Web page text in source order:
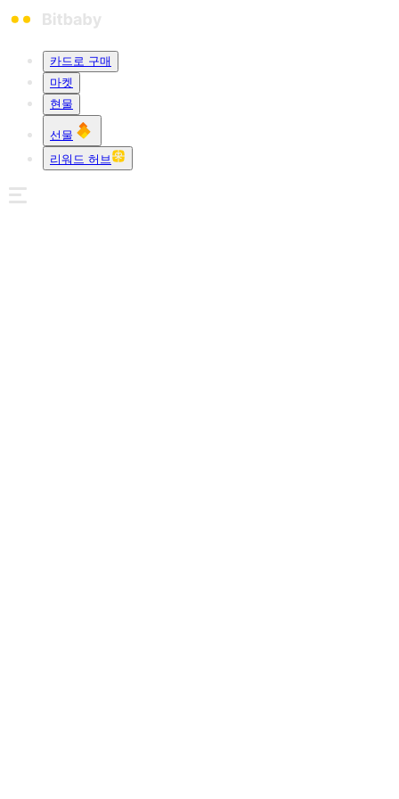
카드로 구매
마켓
현물
선물
리워드 허브